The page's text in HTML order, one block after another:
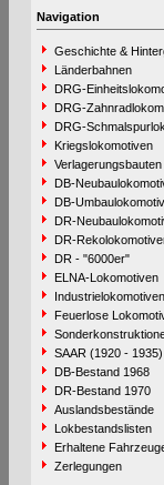
Navigation
Geschichte &
Länderbahnen
DRG-
DRG-
DRG-Schmalspurlok.
Kriegslokomotiven
Verlagerungsbauten
DB-
DB-
DR-
DR-
DR - "6000er"
ELNA-Lokomotiven
Industrielokomotiven
Feuerlose
SAAR (1920 - 1935)
DB-Bestand 1968
DR-Bestand 1970
Auslandsbestände
Lokbestandslisten
Erhaltene
Zerlegungen